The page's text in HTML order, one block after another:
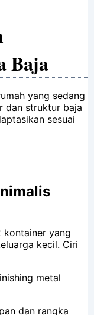
Baja
yang sedang
dan struktur baja
sesuai
kontainer yang
kecil. Ciri
metal
dan rangka